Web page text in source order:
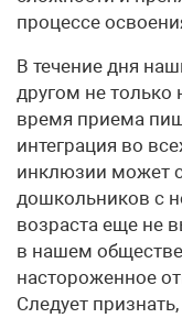
процессе
В течение дня
другом не только
время приема
интеграция во
инклюзии может
дошкольников с
возраста еще не
в нашем
настороженное
Следует